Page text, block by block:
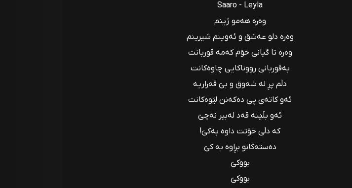
Saaro - Leyla
وەرە هەمو ژینم
وەرە دلو عەشق و ئەوینم شیرینم
وەرە تا گیانی خۆم کەمە قوربانت
بەقوربانی رووناکایی چاوەکانت
دڵم پڕ لە شەوق و بێ قەراريه
ئەو کاتەی پى دەکەنن لێوەکانت
ئەو بڵێنە قەد لەبیر نەچێ
کە دڵی خۆتت داوە بەکێ!
دەستەکانو بڕاوە بە کێ
بووکێ
بووکێ